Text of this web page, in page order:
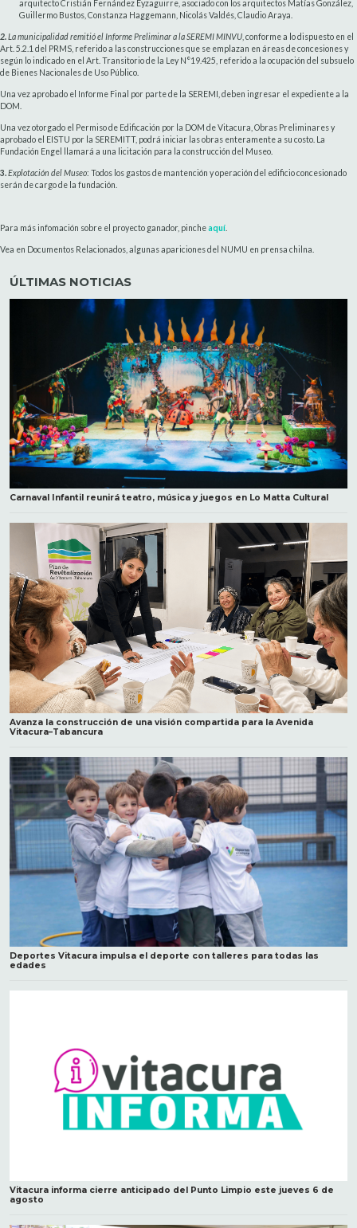
arquitecto Cristián Fernández Eyzaguirre, asociado con los arquitectos Matías González,
Guillermo Bustos, Constanza Haggemann, Nicolás Valdés, Claudio Araya.
2.La municipalidad remitió el Informe Preliminar a la SEREMI MINVU , conforme a lo dispuesto en el
Art. 5.2.1 del PRMS, referido a las construcciones que se emplazan en áreas de concesiones y
según lo indicado en el Art. Transitorio de la Ley N°19.425, referido a la ocupación del subsuelo
de Bienes Nacionales de Uso Público.
Una vez aprobado el Informe Final por parte de la SEREMI, deben ingresar el expediente a la
DOM.
Una vez otorgado el Permiso de Edificación por la DOM de Vitacura, Obras Preliminares y
aprobado el EISTU por la SEREMITT, podrá iniciar las obras enteramente a su costo. La
Fundación Engel llamará a una licitación para la construcción del Museo.
3.Explotación del Museo: Todos los gastos de mantención y operación del edificio concesionado
serán de cargo de la fundación.
Para más infomación sobre el proyecto ganador, pincheaquí
Vea en Documentos Relacionados, algunas apariciones del NUMU en prensa chilna.
ÚLTIMAS NOTICIAS
Carnaval Infantil reunirá teatro, música y juegos en Lo Matta Cultural
Avanza la construcción de una visión compartida para la Avenida
Vitacura–Tabancura
Deportes Vitacura impulsa el deporte con talleres para todas las
edades
Vitacura informa cierre anticipado del Punto Limpio este jueves 6 de
agosto